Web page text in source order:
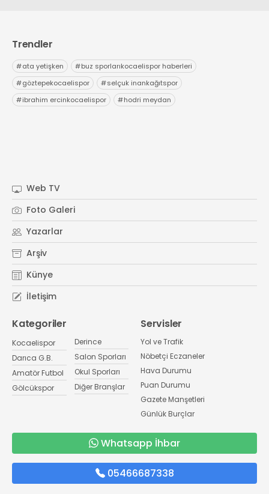
Trendler
#ata yetişken #buz sporlarıkocaelispor haberleri
#göztepekocaelispor #selçuk inankağıtspor
#ibrahim ercinkocaelispor #hodri meydan
Web TV
Foto Galeri
Yazarlar
Arşiv
Künye
İletişim
Kategoriler
Kocaelispor
Darıca G.B.
Amatör Futbol
Gölcükspor
Derince
Salon Sporları
Okul Sporları
Diğer Branşlar
Servisler
Yol ve Trafik
Nöbetçi Eczaneler
Hava Durumu
Puan Durumu
Gazete Manşetleri
Günlük Burçlar
Whatsapp İhbar
05466687338